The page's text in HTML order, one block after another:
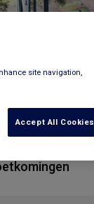
site navigation,
Accept All Cookies